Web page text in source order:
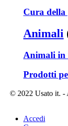
Cura della
Animali
Animali in
Prodotti
© 2022 Usato it. -
Accedi